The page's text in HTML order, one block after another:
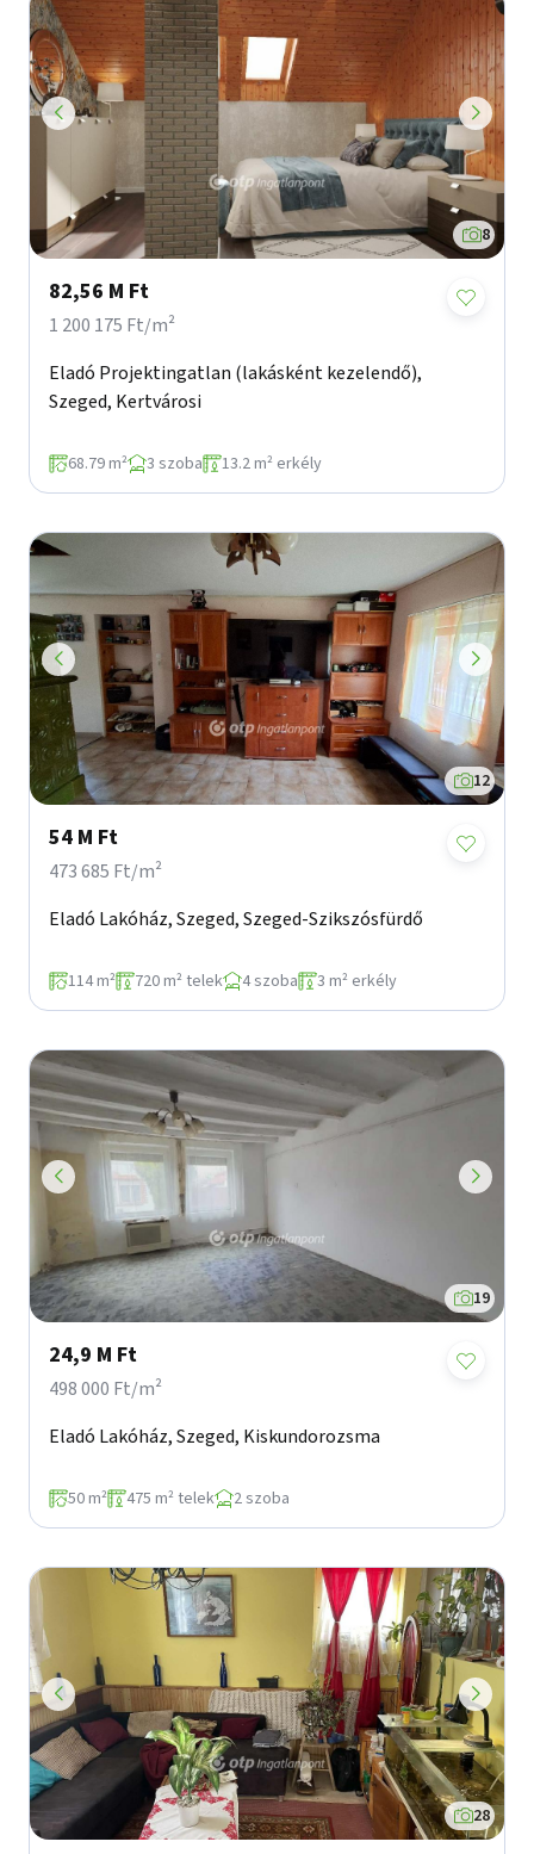
8
82,56 M Ft
1 200 175 Ft/m²
Eladó Projektingatlan (lakásként kezelendő),
Szeged, Kertvárosi
68.79 m² 3 szoba 13.2 m² erkély
12
54 M Ft
473 685 Ft/m²
Eladó Lakóház, Szeged, Szeged-Szikszósfürdő
114 m² 720 m² telek 4 szoba 3 m² erkély
19
24,9 M Ft
498 000 Ft/m²
Eladó Lakóház, Szeged, Kiskundorozsma
50 m² 475 m² telek 2 szoba
28